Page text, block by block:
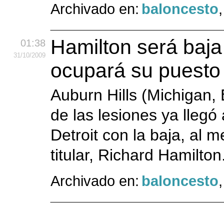
Archivado en: baloncesto
01:38
31/10/2009
Hamilton será
ocupará su
Auburn Hills (Michigan,
de las lesiones ya
Detroit con la baja, al
titular, Richard
Archivado en: baloncesto